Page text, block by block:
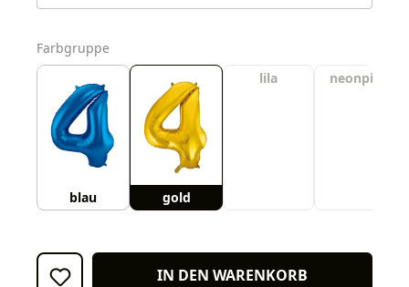
Farbgruppe
blau gold
lila neonpink
IN DEN WARENKORB